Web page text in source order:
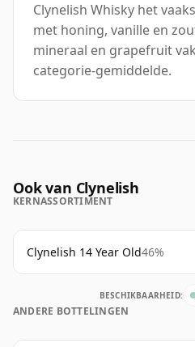
Clynelish Whisky het
met honing, vanille en
mineraal en grapefruit
categorie-gemiddelde.
Ook van Clynelish
KERNASSORTIMENT
Clynelish 14 Year Old46%
BESCHIKBAARHEID:
ANDERE BOTTELINGEN